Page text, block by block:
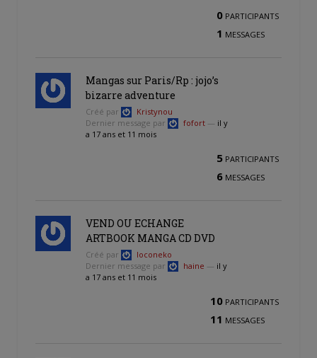
0 PARTICIPANTS
1 MESSAGES
Mangas sur Paris/Rp : jojo’s
bizarre adventure
Créé par
Kristynou
Dernier message par
fofort — il y
a 17 ans et 11 mois
5 PARTICIPANTS
6 MESSAGES
VEND OU ECHANGE
ARTBOOK MANGA CD DVD
Créé par
loconeko
Dernier message par
haine — il y
a 17 ans et 11 mois
10 PARTICIPANTS
11 MESSAGES